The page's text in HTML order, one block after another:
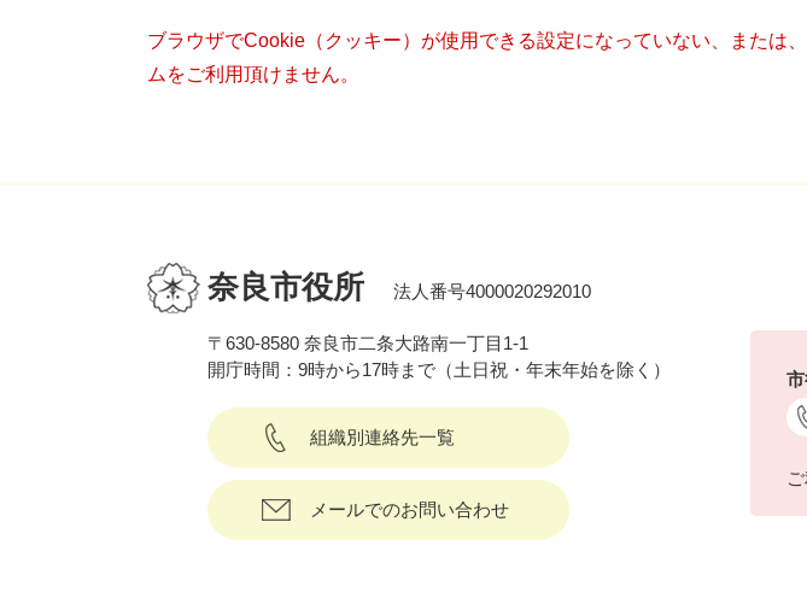
ブラウザでCookie（クッキー）が使用できる設定になっていない、または
ムをご利用頂けません。
奈良市役所 法人番号4000020292010
〒630-8580 奈良市二条大路南一丁目1-1
開庁時間：9時から17時まで（土日祝・年末年始を除く）
組織別連絡先一覧
メールでのお問い合わせ